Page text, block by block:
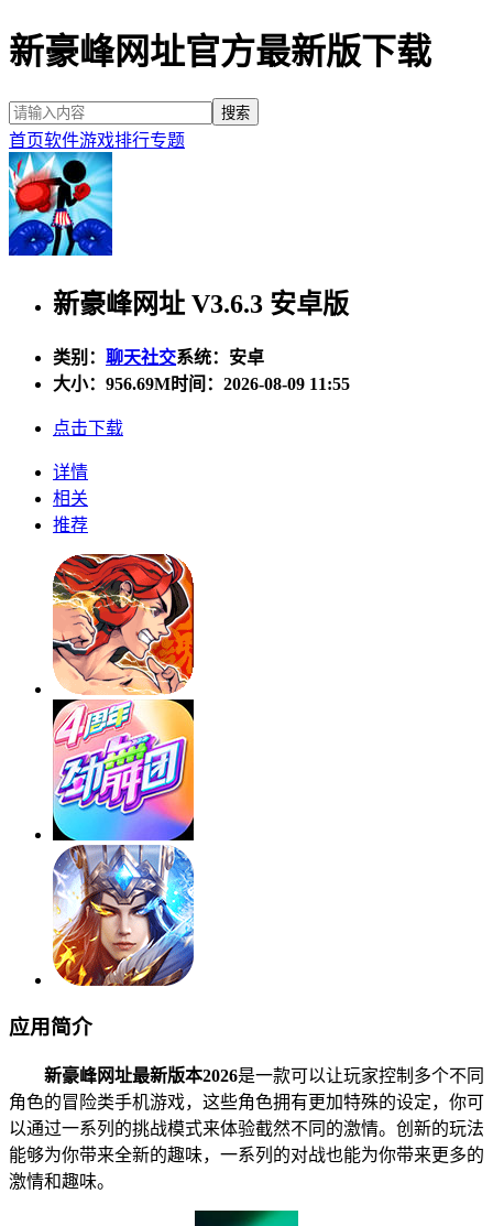
新豪峰网址官方最新版下载
首页软件游戏排行专题
新豪峰网址 V3.6.3 安卓版
类别： 聊天社交系统：安卓
大小： 956.69M时间：2026-08-09 11:55
点击下载
详情
相关
推荐
应用简介
新豪峰网址最新版本2026是一款可以让玩家控制多个不同
角色的冒险类手机游戏，这些角色拥有更加特殊的设定，你可
以通过一系列的挑战模式来体验截然不同的激情。创新的玩法
能够为你带来全新的趣味，一系列的对战也能为你带来更多的
激情和趣味。